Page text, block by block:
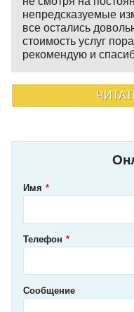
непредсказуемые
все остались
стоимость услуг
рекомендую и
Имя
Телефон
Сообщение